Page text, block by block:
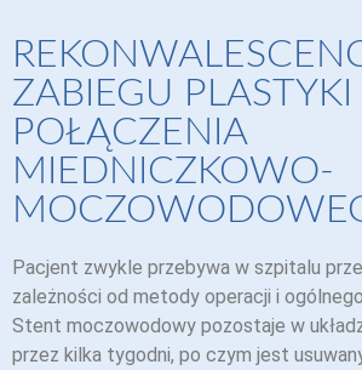
ZABIEGU PLASTYKI
POŁĄCZENIA
MIEDNICZKOWO-
Pacjent zwykle przebywa w szpitalu
zależności od metody operacji i
Stent moczowodowy pozostaje w
przez kilka tygodni, po czym jest